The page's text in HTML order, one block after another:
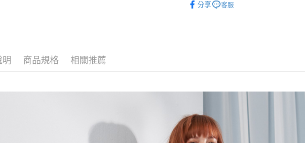
2.付款方式選擇「大哥付你分期」，訂單成
2.透過簡訊連結打開帳單後，可選擇「超
帳／街口支付／iPASS MONEY」等通路繳
【注意事項】
1.本服務係由「台灣大哥大股份有限公司」
用戶於交易時，得透過本服務購買商品或服
相關說明
２．訂單成立數日內，您將收到繳費通知簡
３．收到繳費通知簡訊後14天內，點擊此
／ATM／網路銀行／等多元方式進行付款，
※ 請注意：結帳手續完成當下不需立刻繳
絡購買商品的店家。未經商家同意取消之訂
每筆NT$120，滿NT$2,000(含以上)免
宅配
分享
客服
明 商品規格 相關推薦